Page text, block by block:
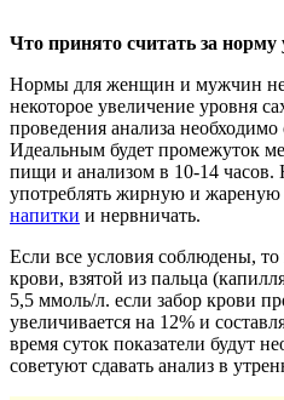
Что принято считать за
Нормы для женщин и мужчин не
некоторое увеличение уровня
проведения анализа
Идеальным будет промежуток
пищи и анализом в 10-14 часов.
употреблять жирную и
напитки и нервничать.
Если все условия соблюдены,
крови, взятой из пальца
5,5 ммоль/л. если забор крови
увеличивается на 12% и
время суток показатели будут
советуют сдавать анализ в